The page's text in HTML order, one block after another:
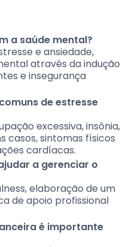
a saúde mental?
e ansiedade,
através da indução
e insegurança
de estresse
excessiva, insônia,
casos, sintomas físicos
cardíacas.
a gerenciar o
elaboração de um
de apoio profissional
é importante